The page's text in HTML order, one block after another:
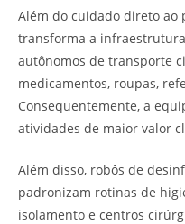
Além do cuidado direto ao
transforma a
autônomos de transporte
medicamentos, roupas,
Consequentemente, a
atividades de maior valor
Além disso, robôs de
padronizam rotinas de
isolamento e centros